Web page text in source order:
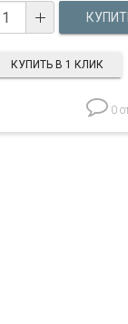
КУПИТЬ В 1 КЛИК
0